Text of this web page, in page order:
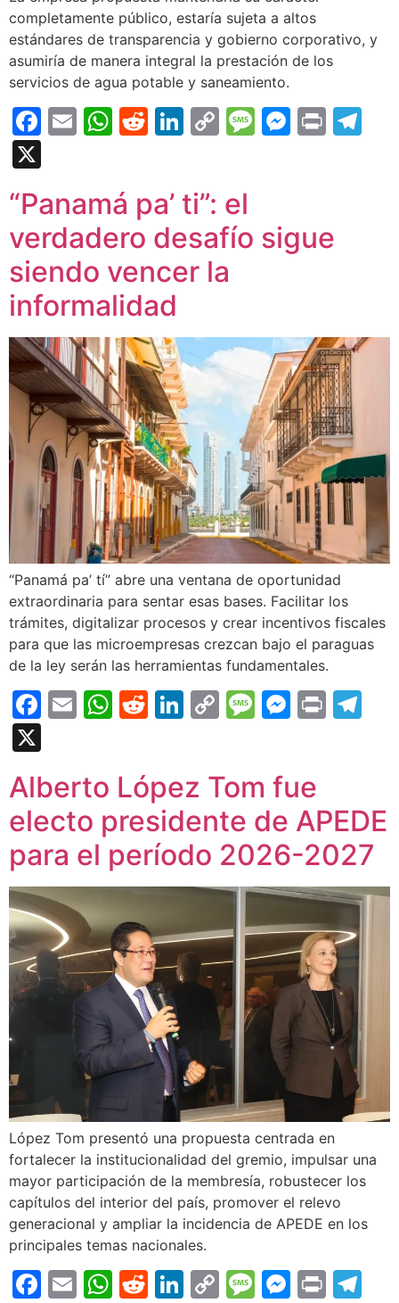
completamente público, estaría sujeta a altos
estándares de transparencia y gobierno corporativo, y
asumiría de manera integral la prestación de los
servicios de agua potable y saneamiento.
Facebook
EmailWhatsApp
Reddit
LinkedIn
CopyMessage
Print
“Panamá pa’ ti”: el
verdadero desafío sigue
siendo vencer la
informalidad
“Panamá pa’ tí” abre una ventana de oportunidad
extraordinaria para sentar esas bases. Facilitar los
trámites, digitalizar procesos y crear incentivos fiscales
para que las microempresas crezcan bajo el paraguas
de la ley serán las herramientas fundamentales.
Facebook
EmailWhatsApp
Reddit
LinkedIn
CopyMessage
Print
Alberto López Tom fue
electo presidente de APEDE
para el período 2026-2027
López Tom presentó una propuesta centrada en
fortalecer la institucionalidad del gremio, impulsar una
mayor participación de la membresía, robustecer los
capítulos del interior del país, promover el relevo
generacional y ampliar la incidencia de APEDE en los
principales temas nacionales.
Facebook
EmailWhatsApp
Reddit
LinkedIn
CopyMessage
Print